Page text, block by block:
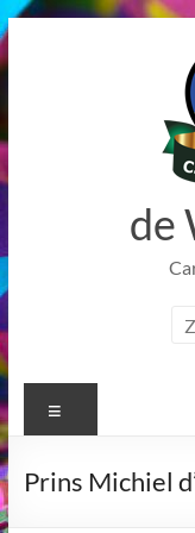
Ga
naar
de
de
Prins Michiel